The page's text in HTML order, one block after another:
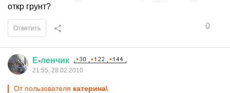
откр грунт?
0
Ответить
Е-ленчик
21:55, 28.02.2010
От пользователя катерина\